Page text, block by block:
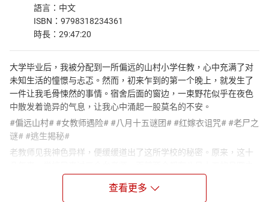
語言：中文
ISBN：9798318234361
時長：29:47:20
大学毕业后，我被分配到一所偏远的山村小学任教，心中充满了对
未知生活的憧憬与忐忑。然而，初来乍到的第一个晚上，就发生了
一件让我毛骨悚然的事情。宿舍后面的窗边，一束野花似乎在夜色
中散发着诡异的气息，让我心中涌起一股莫名的不安。
#偏远山村# #女教师遇险# #八月十五谜团# #红嫁衣诅咒# #老尸之
谜# #逃生揭秘#
老教师见我神色异样，便缓缓道出了这所学校的秘密。原来，这十
夜离奇死亡，凶手至今逍遥法外。我一听，顿时感到一股寒气直冒
心头，因为我就是这第三个女老师。
查看更多